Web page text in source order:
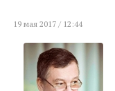
19 мая 2017 / 12:44